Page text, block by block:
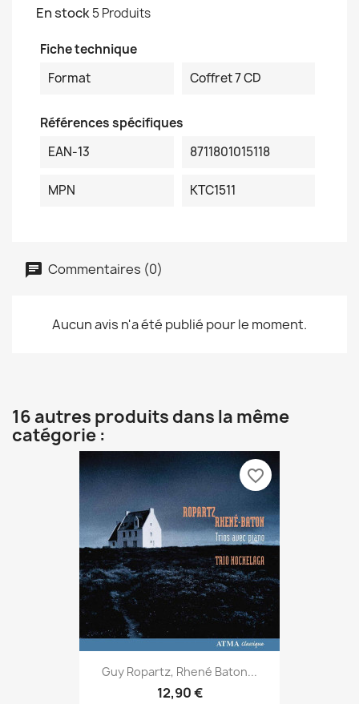
En stock5 Produits
Fiche technique
Format
Coffret 7 CD
Références spécifiques
EAN-13
8711801015118
MPN KTC1511
Commentaires (0)
Aucun avis n'a été publié pour le moment.
16 autres produits dans la même
catégorie :
Guy Ropartz, Rhené Baton...
12,90 €
favorite_border